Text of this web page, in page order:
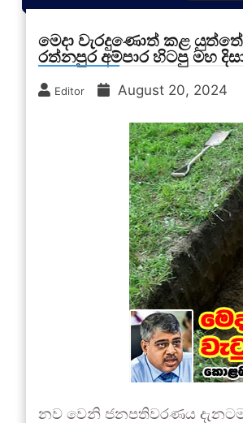
මෙදා වැරදුණොත් කළ
රත්නපුර අම්පාර හිටපු මහ
Editor August 20, 2024
නව වෙනි ජනපතිවරණය